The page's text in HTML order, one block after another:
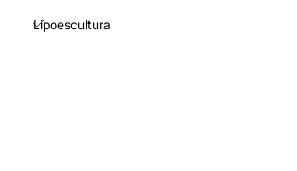
Lipoescultura